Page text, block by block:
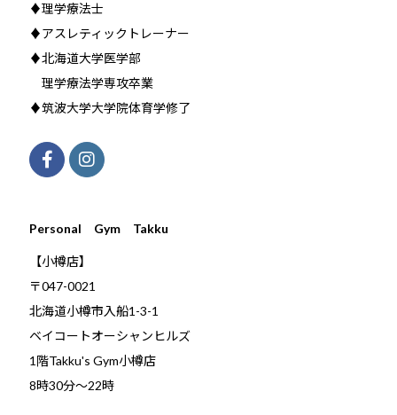
♦理学療法士
♦アスレティックトレーナー
♦北海道大学医学部
理学療法学専攻卒業
♦筑波大学大学院体育学修了
Personal Gym Takku
【小樽店】
〒047-0021
北海道小樽市入船1-3-1
ベイコートオーシャンヒルズ
1階Takku's Gym小樽店
​8時30分～22時